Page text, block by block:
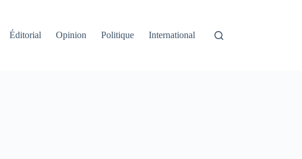
Éditorial Opinion Politique International